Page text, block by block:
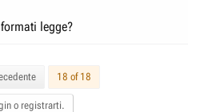
legge?
18 of 18
o registrarti.